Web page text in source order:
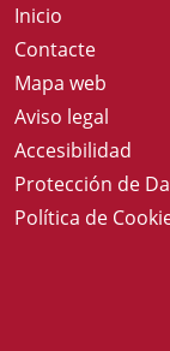
Inicio
Contacte
Mapa web
Aviso legal
Accesibilidad
Protección de
Política de